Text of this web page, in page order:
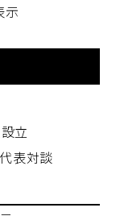
示
立
代表対談